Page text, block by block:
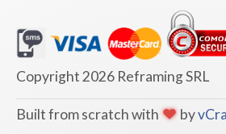
Psihoterapie - Interventie
Psihoterapie - Interventie
Psihoterapie, asistenta si
Psihoterapie- Interventie
Psihoterapie/ consiliere online (via
Copyright 2026 Reframing SRL
Built from scratch with by